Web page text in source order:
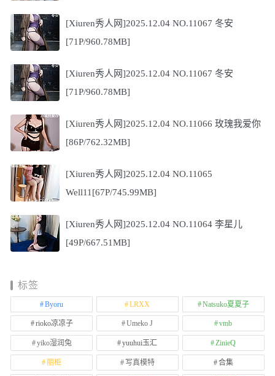
[Xiuren秀人网]2025.12.04 NO.11067 冬安
[71P/960.78MB]
[Xiuren秀人网]2025.12.04 NO.11067 冬安
[71P/960.78MB]
[Xiuren秀人网]2025.12.04 NO.11066 玫瑰我爱你
[86P/762.32MB]
[Xiuren秀人网]2025.12.04 NO.11065
Well11[67P/745.99MB]
[Xiuren秀人网]2025.12.04 NO.11064 李星儿
[49P/667.51MB]
标签
Byoru LRXX Natsuko夏夏子
rioko凉凉子 Umeko J vmb
yiko湿润兔 yuuhui玉汇 ZinieQ
丽柜 写真模特 合集